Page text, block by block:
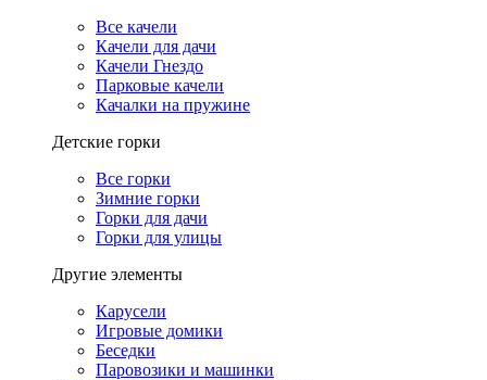
Все качели
Качели для дачи
Качели Гнездо
Парковые качели
Качалки на пружине
Детские горки
Все горки
Зимние горки
Горки для дачи
Горки для улицы
Другие элементы
Карусели
Игровые домики
Беседки
Паровозики и машинки